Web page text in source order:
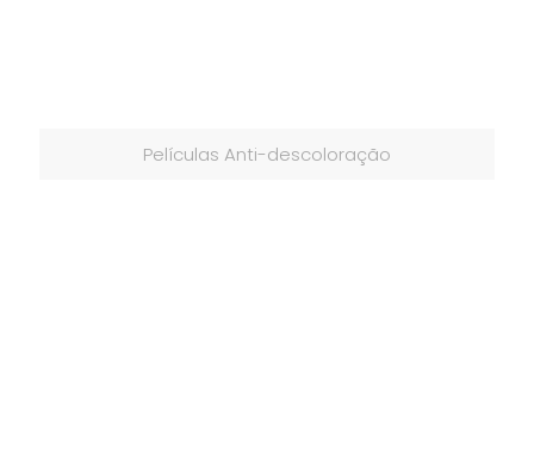
Películas Anti-descoloração